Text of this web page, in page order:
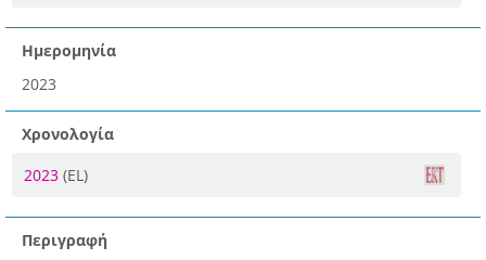
Ημερομηνία
2023
Χρονολογία
2023 (EL)
Περιγραφή